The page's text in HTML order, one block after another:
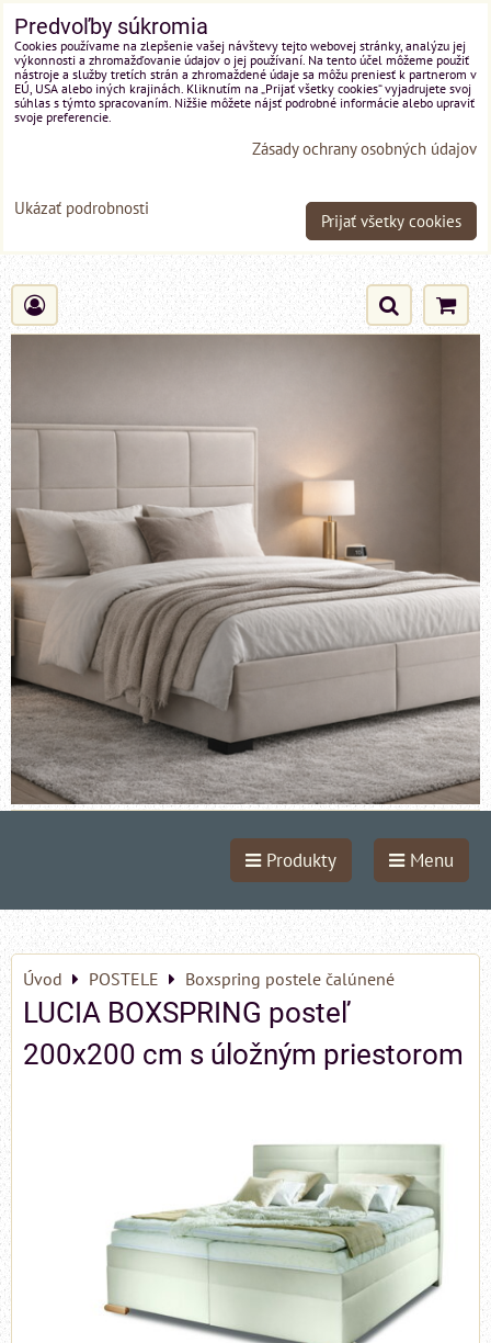
Produkty Menu
Úvod POSTELE Boxspring postele čalúnené
LUCIA BOXSPRING posteľ
200x200 cm s úložným priestorom
Predvoľby súkromia
Cookies používame na zlepšenie vašej návštevy tejto webovej stránky, analýzu jej
výkonnosti a zhromažďovanie údajov o jej používaní. Na tento účel môžeme použiť
nástroje a služby tretích strán a zhromaždené údaje sa môžu preniesť k partnerom v
EÚ, USA alebo iných krajinách. Kliknutím na „Prijať všetky cookies“ vyjadrujete svoj
súhlas s týmto spracovaním. Nižšie môžete nájsť podrobné informácie alebo upraviť
svoje preferencie.
Zásady ochrany osobných údajov
Ukázať podrobnosti
Prijať všetky cookies